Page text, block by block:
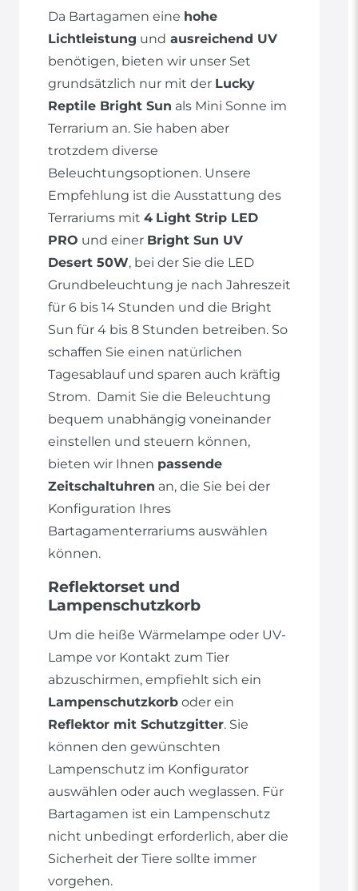
Da Bartagamen eine hohe
Lichtleistung und ausreichend UV
benötigen, bieten wir unser Set
grundsätzlich nur mit der Lucky
Reptile Bright Sun als Mini Sonne im
Terrarium an. Sie haben aber
trotzdem diverse
Beleuchtungsoptionen. Unsere
Empfehlung ist die Ausstattung des
Terrariums mit 4 Light Strip LED
PRO und einer Bright Sun UV
Desert 50W, bei der Sie die LED
Grundbeleuchtung je nach Jahreszeit
für 6 bis 14 Stunden und die Bright
Sun für 4 bis 8 Stunden betreiben. So
schaffen Sie einen natürlichen
Tagesablauf und sparen auch kräftig
Strom. Damit Sie die Beleuchtung
bequem unabhängig voneinander
einstellen und steuern können,
bieten wir Ihnen passende
Zeitschaltuhren an, die Sie bei der
Konfiguration Ihres
Bartagamenterrariums auswählen
können.
Reflektorset und
Lampenschutzkorb
Um die heiße Wärmelampe oder UV-
Lampe vor Kontakt zum Tier
abzuschirmen, empfiehlt sich ein
Lampenschutzkorb oder ein
Reflektor mit Schutzgitter. Sie
können den gewünschten
Lampenschutz im Konfigurator
auswählen oder auch weglassen. Für
Bartagamen ist ein Lampenschutz
nicht unbedingt erforderlich, aber die
Sicherheit der Tiere sollte immer
vorgehen.